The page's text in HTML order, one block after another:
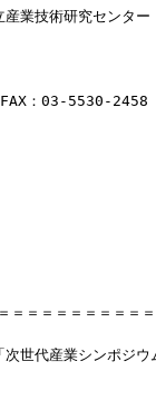
産業技術研究センタ
03-5530-2458
＝＝＝＝＝＝＝＝＝
世代産業シンポジウ